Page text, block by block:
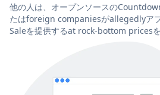
他の人は、オープンソースの
たはforeign companiesがallegedlyア
Saleを提供するat rock-bottom pricesを